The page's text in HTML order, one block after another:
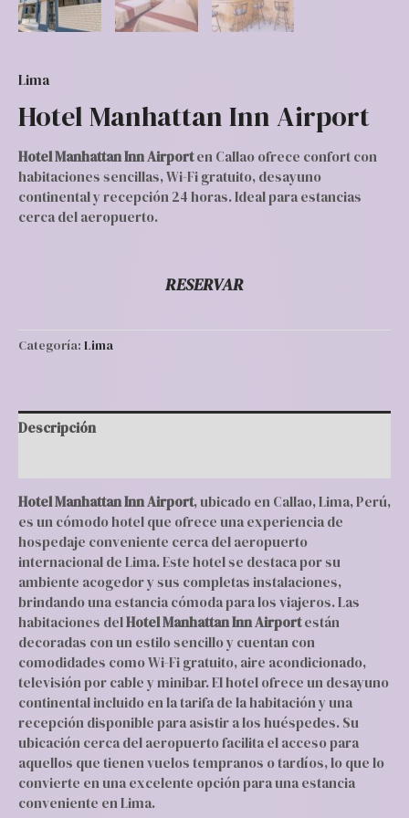
Lima
Hotel Manhattan Inn Airport
Hotel Manhattan Inn Airporten Callao ofrece confort con
habitaciones sencillas, Wi-Fi gratuito, desayuno
continental y recepción 24 horas. Ideal para estancias
cerca del aeropuerto.
RESERVAR
Categoría: Lima
Descripción
Hotel Manhattan Inn Airport, ubicado en Callao, Lima, Perú,
es un cómodo hotel que ofrece una experiencia de
hospedaje conveniente cerca del aeropuerto
internacional de Lima. Este hotel se destaca por su
ambiente acogedor y sus completas instalaciones,
brindando una estancia cómoda para los viajeros. Las
habitaciones delHotel Manhattan Inn Airportestán
decoradas con un estilo sencillo y cuentan con
comodidades como Wi-Fi gratuito, aire acondicionado,
televisión por cable y minibar. El hotel ofrece un desayuno
continental incluido en la tarifa de la habitación y una
recepción disponible para asistir a los huéspedes. Su
ubicación cerca del aeropuerto facilita el acceso para
aquellos que tienen vuelos tempranos o tardíos, lo que lo
convierte en una excelente opción para una estancia
conveniente en Lima.